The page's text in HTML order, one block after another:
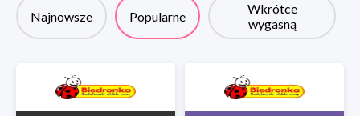
Najnowsze Popularne
Wkrótce
wygasną